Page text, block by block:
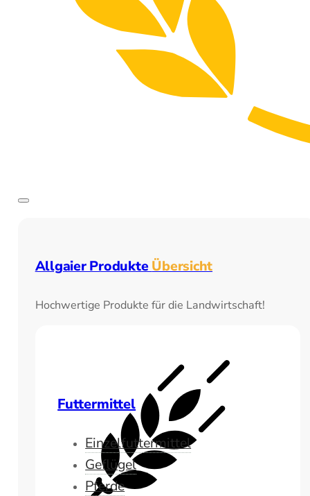
Allgaier ProdukteÜbersicht
Hochwertige Produkte für die Landwirtschaft!
Futtermittel
Einzelfuttermittel
Geflügel
Pferde